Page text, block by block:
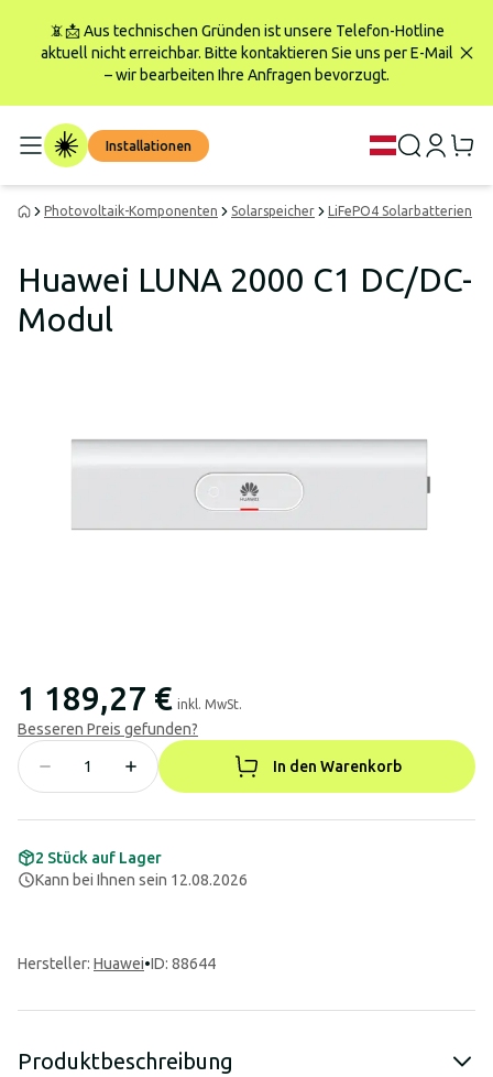
📵📩 Aus technischen Gründen ist unsere Telefon-Hotline
aktuell nicht erreichbar. Bitte kontaktieren Sie uns per E-Mail
– wir bearbeiten Ihre Anfragen bevorzugt.
Installationen
Photovoltaik-Komponenten Solarspeicher LiFePO4 Solarbatterien
Huawei LUNA 2000 C1 DC/DC-
Modul
1 189,27 € inkl. MwSt.
Besseren Preis gefunden?
In den Warenkorb
2 Stück auf Lager
Kann bei Ihnen sein 12.08.2026
Hersteller: Huawei•ID: 88644
Produktbeschreibung